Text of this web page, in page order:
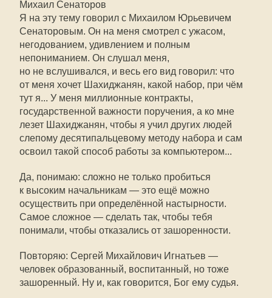
Михаил Сенаторов
Я на эту тему говорил с Михаилом Юрьевичем
Сенаторовым. Он на меня смотрел с ужасом,
негодованием, удивлением и полным
непониманием. Он слушал меня,
но не вслушивался, и весь его вид говорил: что
от меня хочет Шахиджанян, какой набор, при чём
тут я... У меня миллионные контракты,
государственной важности поручения, а ко мне
лезет Шахиджанян, чтобы я учил других людей
слепому десятипальцевому методу набора и сам
освоил такой способ работы за компьютером...
Да, понимаю: сложно не только пробиться
к высоким начальникам — это ещё можно
осуществить при определённой настырности.
Самое сложное — сделать так, чтобы тебя
понимали, чтобы отказались от зашоренности.
Повторяю: Сергей Михайлович Игнатьев —
человек образованный, воспитанный, но тоже
зашоренный. Ну и, как говорится, Бог ему судья.